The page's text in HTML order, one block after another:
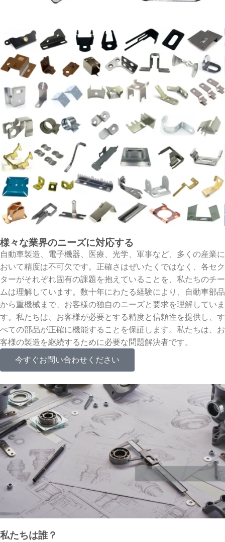
様々な業界のニーズに対応する
自動車製造、電子機器、医療、光学、軍事など、多くの産業に
おいて精度は不可欠です。正確さはぜいたくではなく、各セク
ターがそれぞれ固有の課題を抱えていることを、私たちのチー
ムは理解しています。数十年にわたる経験により、自動車部品
から重機械まで、お客様の独自のニーズと要求を理解していま
す。私たちは、お客様が必要とする精度と信頼性を提供し、す
べての部品が正確に機能することを保証します。私たちは、お
客様の製造を継続するために必要な問題解決者です。
今すぐお問い合わせください
私たちは誰？